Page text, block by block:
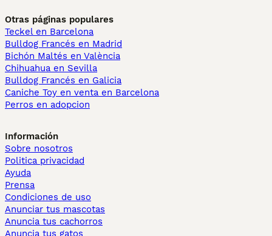
Otras páginas populares
Teckel en Barcelona
Bulldog Francés en Madrid
Bichón Maltés en València
Chihuahua en Sevilla
Bulldog Francés en Galicia
Caniche Toy en venta en Barcelona
Perros en adopcion
Información
Sobre nosotros
Politica privacidad
Ayuda
Prensa
Condiciones de uso
Anunciar tus mascotas
Anuncia tus cachorros
Anuncia tus gatos